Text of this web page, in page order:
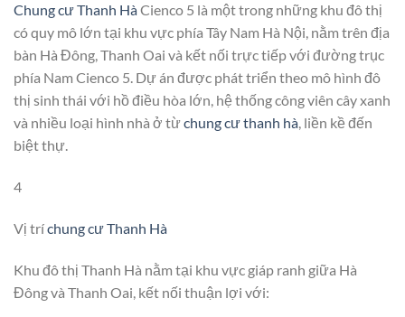
Chung cư Thanh HàCienco 5 là một trong những khu đô thị
có quy mô lớn tại khu vực phía Tây Nam Hà Nội, nằm trên địa
bàn Hà Đông, Thanh Oai và kết nối trực tiếp với đường trục
phía Nam Cienco 5. Dự án được phát triển theo mô hình đô
thị sinh thái với hồ điều hòa lớn, hệ thống công viên cây xanh
và nhiều loại hình nhà ở từchung cư thanh hà, liền kề đến
biệt thự.
4
Vị tríchung cư Thanh Hà
Khu đô thị Thanh Hà nằm tại khu vực giáp ranh giữa Hà
Đông và Thanh Oai, kết nối thuận lợi với: